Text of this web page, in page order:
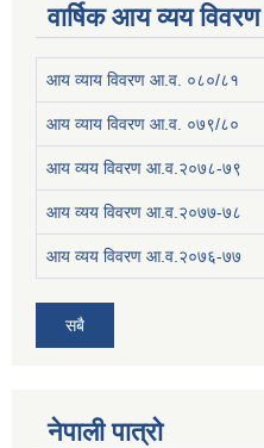
वार्षिक आय व्यय विवरण
आय व्याय विवरण आ.व. ०८०/८१
आय व्याय विवरण आ.व. ०७९/८०
आय व्यय विवरण आ.व.२०७८-७९
आय व्यय विवरण आ.व.२०७७-७८
आय व्यय विवरण आ.व.२०७६-७७
सबै
नेपाली पात्रो